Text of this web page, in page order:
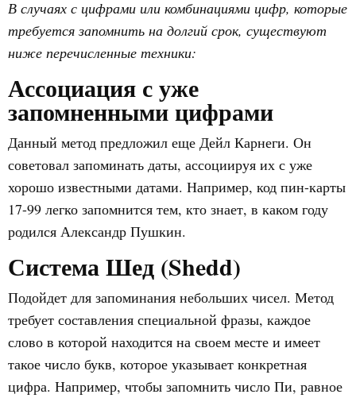
В случаях с цифрами или комбинациями цифр, которые
требуется запомнить на долгий срок, существуют
ниже перечисленные техники:
Ассоциация с уже
запомненными цифрами
Данный метод предложил еще Дейл Карнеги. Он
советовал запоминать даты, ассоциируя их с уже
хорошо известными датами. Например, код пин-карты
17-99 легко запомнится тем, кто знает, в каком году
родился Александр Пушкин.
Система Шед (Shedd)
Подойдет для запоминания небольших чисел. Метод
требует составления специальной фразы, каждое
слово в которой находится на своем месте и имеет
такое число букв, которое указывает конкретная
цифра. Например, чтобы запомнить число Пи, равное